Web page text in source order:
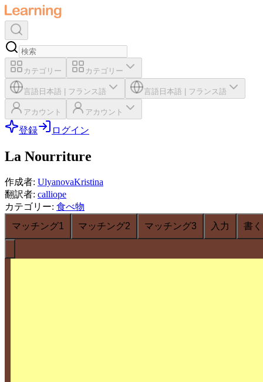
カテゴリー カテゴリー
言語 日本語 フランス語 言語 日本語 フランス語
アカウント アカウント
登録 ログイン
La Nourriture
作成者: UlyanovaKristina
翻訳者: calliope
カテゴリー: 食べ物
マッチング1
マッチング2 マッチング3 入力 書く